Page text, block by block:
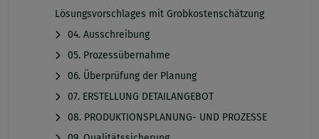
Lösungsvorschlages mit Grobkostenschätzung
04. Ausschreibung
05. Prozessübernahme
06. Überprüfung der Planung
07. ERSTELLUNG DETAILANGEBOT
08. PRODUKTIONSPLANUNG- UND PROZESSE